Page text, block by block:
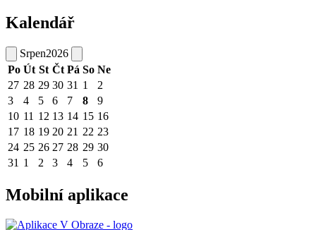
Kalendář
Srpen2026
Po Út St Čt Pá So Ne
27 28 29 30 31 1
2
3
4 5 6 7 8
9
10 11 12 13 14 15 16
17 18 19 20 21 22 23
24 25 26 27 28 29 30
31 1 2 3 4 5 6
Mobilní aplikace